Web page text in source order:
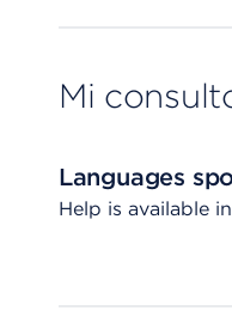
Mi
Languages
Help is available